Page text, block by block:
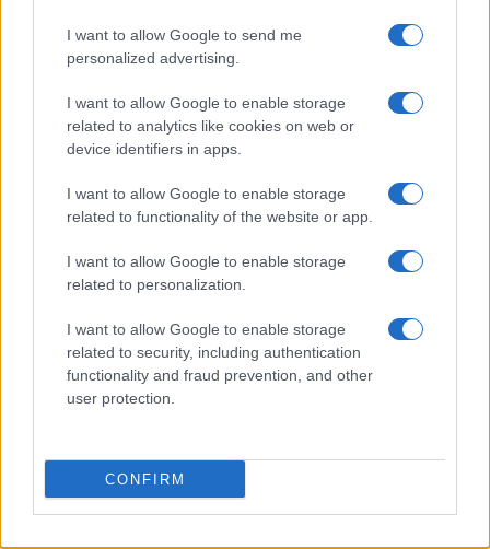
I want to allow Google to send me
personalized advertising.
I want to allow Google to enable storage
related to analytics like cookies on web or
device identifiers in apps.
I want to allow Google to enable storage
related to functionality of the website or app.
I want to allow Google to enable storage
related to personalization.
I want to allow Google to enable storage
related to security, including authentication
functionality and fraud prevention, and other
user protection.
CONFIRM
Don Antonio Mazzi: l’ultimo saluto a Milano tra
emozioni e canti
Marco Tessari · 3 Ago 2026
Bocciature scolastiche: i casi giudiziari che hanno